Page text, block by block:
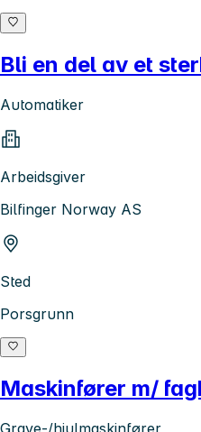
Bli en del av et
Automatiker
Arbeidsgiver
Bilfinger Norway AS
Sted
Porsgrunn
Maskinfører m/
Grave-/hjulmaskinfører